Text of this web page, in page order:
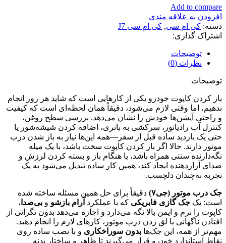
Add to compare
افزودن به علاقه مندی
دسته: کی ام سی, کی ام سی J7
اشتراک گذاری:
توضیحات
نظرات (0)
توضیحات
باز کردن کاپوت خودرو یکی از کارهایی است که شاید هر روز انجام
ندهیم، اما وقتی لازم می‌شود، دقیقاً همان لحظه‌ای است که کیفیت
و راحتی آپشن‌ها خودش را نشان می‌دهد. بررسی سطح روغن،
کنترل آب رادیاتور، سرکشی به باتری، اضافه کردن شیشه‌شور یا
حتی یک بازدید ساده قبل از سفر—همه این‌ها نیاز به باز شدن درب
موتور دارند. حالا اگر باز کردن کاپوت سخت باشد، با یک میله
نگه‌دارنده سنتی همراه باشد، یا هنگام باز و بسته کردن لرزش و
صدای آزاردهنده ایجاد کند، همین کار ساده تبدیل می‌شود به یک
تجربه نه‌چندان دلچسب.
جک درب موتور (جی۷)
دقیقاً برای حل همین مسئله ساخته شده
است: یک جک گازی فابریکی که با عملکرد آرام بازشو و بی‌صدا ،
کاپوت را نرم و ایمن بالا نگه می‌دارد و اجازه می‌دهد بدون نگرانی از
افتادن ناگهانی یا لق زدن درب موتور، کارهای لازم را انجام دهید.
مهم‌تر از همه، این جک‌ها بدون سوراخکاری و با نصب ساده روی
نقاط استاندارد خودرو قرار می‌گیرند تا ظاهر و ساختار بدنه